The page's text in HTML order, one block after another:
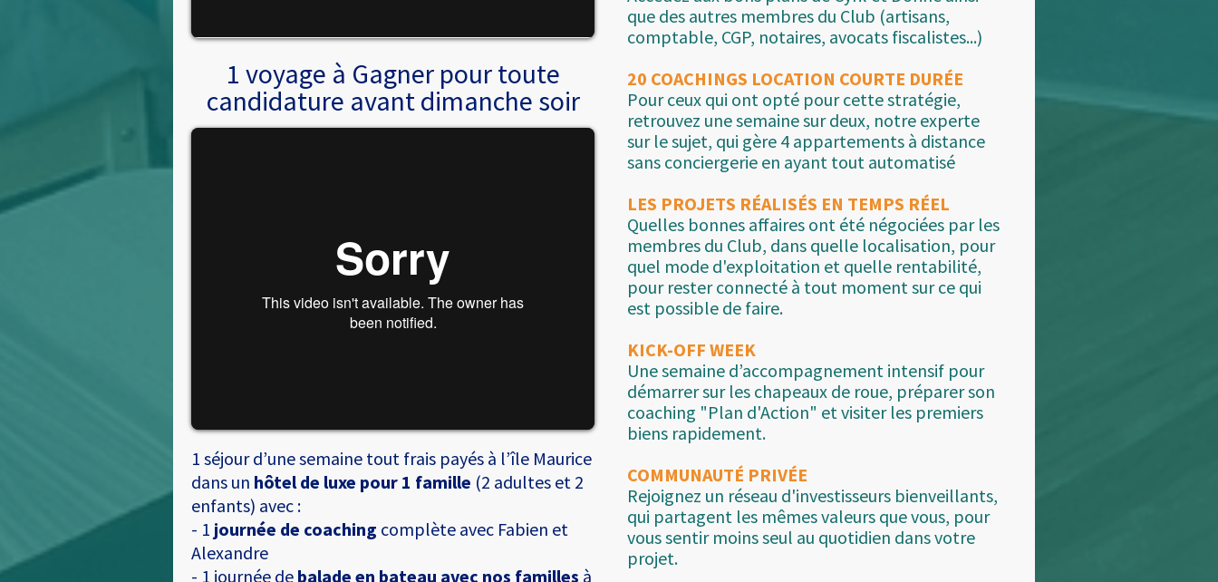
1 voyage à Gagner pour toute
candidature avant dimanche soir
1 séjour d’une semaine tout frais payés à l’île Maurice
dans un hôtel de luxe pour 1 famille (2 adultes et 2
enfants) avec :
- 1 journée de coaching complète avec Fabien et
Alexandre
- 1 journée de balade en bateau avec nos familles à
que des autres membres du Club (artisans,
comptable, CGP, notaires, avocats fiscalistes...)
20 COACHINGS LOCATION COURTE DURÉE
Pour ceux qui ont opté pour cette stratégie,
retrouvez une semaine sur deux, notre experte
sur le sujet, qui gère 4 appartements à distance
sans conciergerie en ayant tout automatisé
LES PROJETS RÉALISÉS EN TEMPS RÉEL
Quelles bonnes affaires ont été négociées par les
membres du Club, dans quelle localisation, pour
quel mode d'exploitation et quelle rentabilité,
pour rester connecté à tout moment sur ce qui
est possible de faire.
KICK-OFF WEEK
Une semaine d’accompagnement intensif pour
démarrer sur les chapeaux de roue, préparer son
coaching "Plan d'Action" et visiter les premiers
biens rapidement.
COMMUNAUTÉ PRIVÉE
Rejoignez un réseau d'investisseurs bienveillants,
qui partagent les mêmes valeurs que vous, pour
vous sentir moins seul au quotidien dans votre
projet.